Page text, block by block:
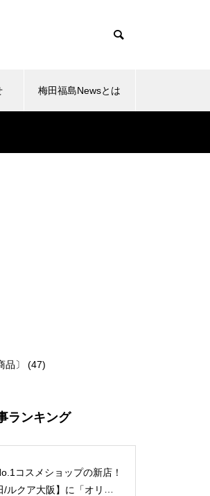
梅田福島Newsとは
〕 (47)
ランキング
コスメショップの新店！
/ルクア大阪】に「オリー